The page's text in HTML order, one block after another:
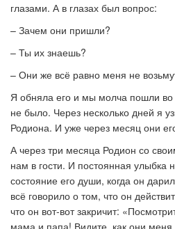
глазами. А в глазах был вопрос:
– Зачем они пришли?
– Ты их знаешь?
– Они же всё равно меня не
Я обняла его и мы молча пошли
не было. Через несколько дней я
Родиона. И уже через месяц они
А через три месяца Родион со
нам в гости. И постоянная улыбка
состояние его души, когда он
всё говорило о том, что он
что он вот-вот закричит:
мама и папа! Видите, как они